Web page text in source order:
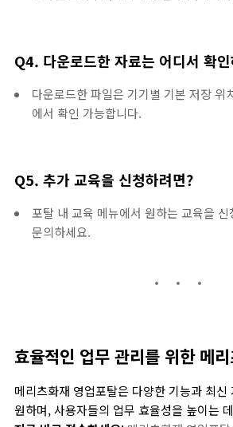
Q4. 다운로드한 자료는 어디서 확
다운로드한 파일은 기기별 기본 저장 위
에서 확인 가능합니다.
Q5. 추가 교육을 신청하려면?
포탈 내 교육 메뉴에서 원하는 교육을
문의하세요.
효율적인 업무 관리를 위한 메
메리츠화재 영업포탈은 다양한 기능과 최신
원하며, 사용자들의 업무 효율성을 높이는